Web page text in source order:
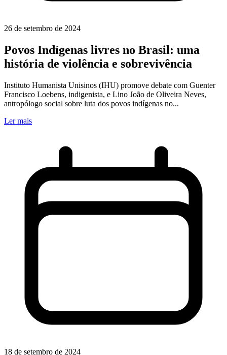
26 de setembro de 2024
Povos Indígenas livres no Brasil: uma
história de violência e sobrevivência
Instituto Humanista Unisinos (IHU) promove debate com Guenter
Francisco Loebens, indigenista, e Lino João de Oliveira Neves,
antropólogo social sobre luta dos povos indígenas no...
Ler mais
18 de setembro de 2024